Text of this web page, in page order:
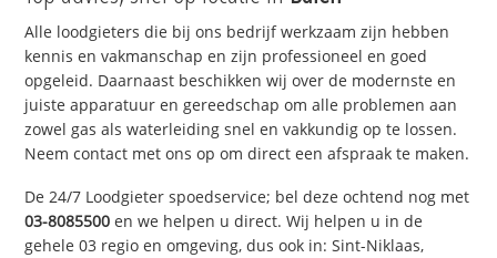
Alle loodgieters die bij ons bedrijf werkzaam zijn hebben
kennis en vakmanschap en zijn professioneel en goed
opgeleid. Daarnaast beschikken wij over de modernste en
juiste apparatuur en gereedschap om alle problemen aan
zowel gas als waterleiding snel en vakkundig op te lossen.
Neem contact met ons op om direct een afspraak te maken.
De 24/7 Loodgieter spoedservice; bel deze ochtend nog met
03-8085500 en we helpen u direct. Wij helpen u in de
gehele 03 regio en omgeving, dus ook in: Sint-Niklaas,